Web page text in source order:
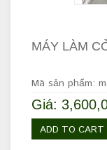
MÁY LÀM
Mã sản phẩm:
Giá:
ADD TO CART